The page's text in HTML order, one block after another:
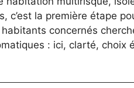
c’est la première étape
concernés
: ici, clarté, choix